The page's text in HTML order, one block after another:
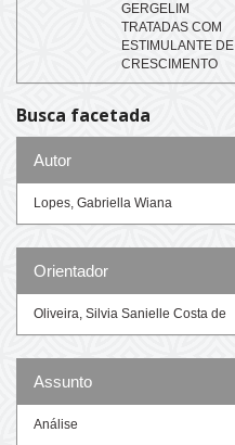
GERGELIM
TRATADAS COM
ESTIMULANTE DE
CRESCIMENTO
Busca facetada
Autor
Lopes, Gabriella Wiana
Orientador
Oliveira, Silvia Sanielle Costa de
Assunto
Análise